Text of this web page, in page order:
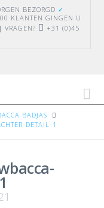
BEZORGD ✓
KLANTEN GINGEN U
| VRAGEN?
+31 (0)45
BADJAS
DETAIL-1